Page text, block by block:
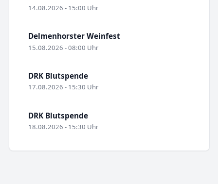
14.08.2026 - 15:00 Uhr
Delmenhorster Weinfest
15.08.2026 - 08:00 Uhr
DRK Blutspende
17.08.2026 - 15:30 Uhr
DRK Blutspende
18.08.2026 - 15:30 Uhr